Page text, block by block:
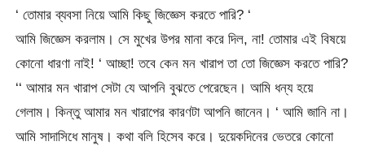
‘ তোমার ব্যবসা নিয়ে আমি কিছু জিজ্ঞেস করতে পারি? ‘
আমি জিজ্ঞেস করলাম। সে মুখের উপর মানা করে দিল, না! তোমার এই বিষয়ে
কোনো ধারণা নাই! ‘ আচ্ছা! তবে কেন মন খারাপ তা তো জিজ্ঞেস করতে পারি?
‘‘ আমার মন খারাপ সেটা যে আপনি বুঝতে পেরেছেন। আমি ধন্য হয়ে
গেলাম। কিন্তু আমার মন খারাপের কারণটা আপনি জানেন। ‘ আমি জানি না।
আমি সাদাসিধে মানুষ। কথা বলি হিসেব করে। দুয়েকদিনের ভেতরে কোনো